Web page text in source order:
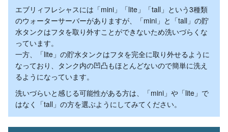
エブリィフレシャスには「mini」「lite」「tall」という3種類
のウォーターサーバーがありますが、「mini」と「tall」の貯
水タンクはフタを取り外すことができないため洗いづらくな
っています。
一方、「lite」の貯水タンクはフタを完全に取り外せるように
なっており、タンク内の凹凸もほとんどないので簡単に洗え
るようになっています。
洗いづらいと感じる可能性がある方は、「mini」や「lite」で
はなく「tall」の方を選ぶようにしてみてください。